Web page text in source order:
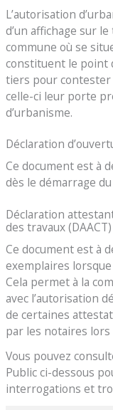
L’autorisation
d’un affichage sur
commune où se
constituent le point
tiers pour contester
celle-ci leur porte
d’urbanisme.
Déclaration
Ce document est à
dès le démarrage
Déclaration
des travaux (DAACT)
Ce document est à
exemplaires
Cela permet à la
avec l’autorisation
de certaines
par les notaires
Vous pouvez
Public ci-dessous
interrogations et